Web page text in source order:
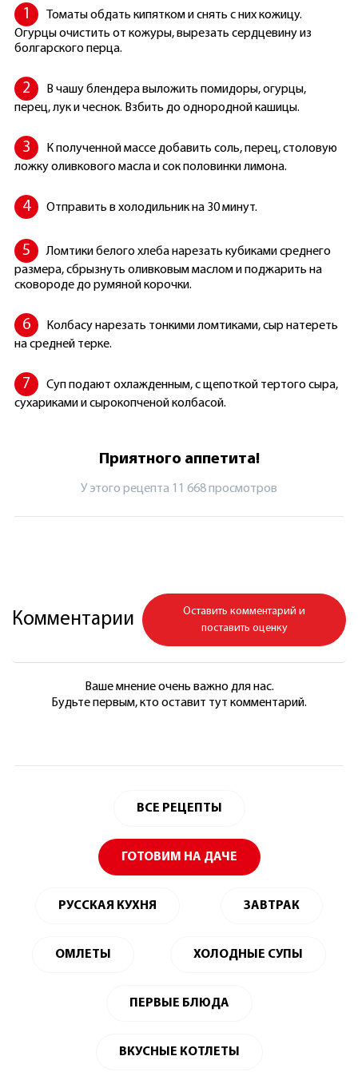
Томаты обдать кипятком и снять с них кожицу.
Огурцы очистить от кожуры, вырезать сердцевину из
болгарского перца.
В чашу блендера выложить помидоры, огурцы,
перец, лук и чеснок. Взбить до однородной кашицы.
К полученной массе добавить соль, перец, столовую
ложку оливкового масла и сок половинки лимона.
Отправить в холодильник на 30 минут.
Ломтики белого хлеба нарезать кубиками среднего
размера, сбрызнуть оливковым маслом и поджарить на
сковороде до румяной корочки.
Колбасу нарезать тонкими ломтиками, сыр натереть
на средней терке.
Суп подают охлажденным, с щепоткой тертого сыра,
сухариками и сырокопченой колбасой.
Приятного аппетита!
У этого рецепта 11 668 просмотров
Комментарии
Оставить комментарий и
поставить оценку
Ваше мнение очень важно для нас.
Будьте первым, кто оставит тут комментарий.
ВСЕ РЕЦЕПТЫ
ГОТОВИМ НА ДАЧЕ
РУССКАЯ КУХНЯ ЗАВТРАК
ОМЛЕТЫ ХОЛОДНЫЕ СУПЫ
ПЕРВЫЕ БЛЮДА
ВКУСНЫЕ КОТЛЕТЫ